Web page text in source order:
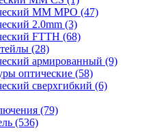
MM MPO (47)
2.0mm (3)
FTTH (68)
(28)
армированный (9)
оптические (58)
сверхгибкий (6)
(79)
(536)